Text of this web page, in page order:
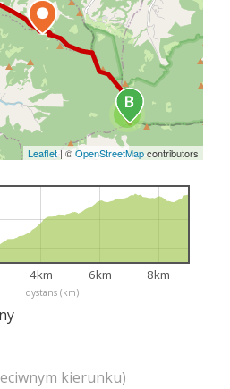
2
Leaflet |©OpenStreetMapcontributors
dystans (km)
4km 6km 8km
kierunku)